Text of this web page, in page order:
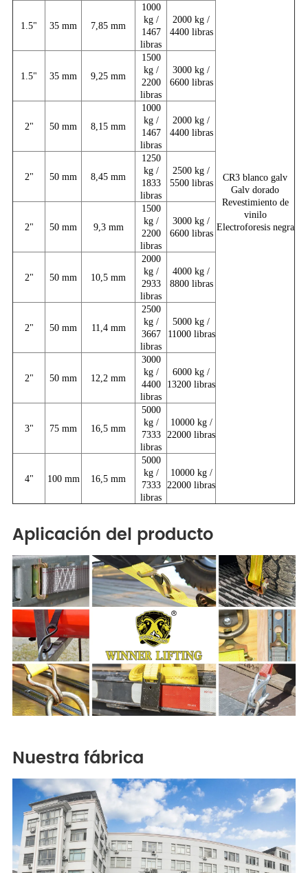
CR3 blanco galv
Galv dorado
Revestimiento de
vinilo
Electroforesis negra
1.5" 35 mm 7,85 mm
1000
kg /
1467
libras
2000 kg /
4400 libras
1.5" 35 mm 9,25 mm
1500
kg /
2200
libras
3000 kg /
6600 libras
2" 50 mm 8,15 mm
1000
kg /
1467
libras
2000 kg /
4400 libras
2" 50 mm 8,45 mm
1250
kg /
1833
libras
2500 kg /
5500 libras
2" 50 mm 9,3 mm
1500
kg /
2200
libras
3000 kg /
6600 libras
2" 50 mm 10,5 mm
2000
kg /
2933
libras
4000 kg /
8800 libras
2" 50 mm 11,4 mm
2500
kg /
3667
libras
5000 kg /
11000 libras
2" 50 mm 12,2 mm
3000
kg /
4400
libras
6000 kg /
13200 libras
3" 75 mm 16,5 mm
5000
kg /
7333
libras
10000 kg /
22000 libras
4" 100 mm 16,5 mm
5000
kg /
7333
libras
10000 kg /
22000 libras
Aplicación del producto
Nuestra fábrica